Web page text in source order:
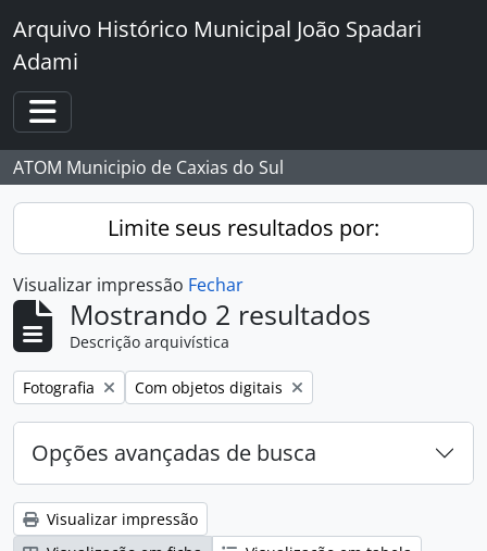
Skip to main content
Arquivo Histórico Municipal João Spadari
Adami
Toggle navigation
ATOM Municipio de Caxias do Sul
Limite seus resultados por:
Visualizar impressão Fechar
Mostrando 2 resultados
Descrição arquivística
Remover filtro:
Fotografia Remover filtro:
Com objetos digitais
Opções avançadas de busca
Visualizar impressão